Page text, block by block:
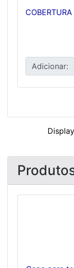
Adicionar: